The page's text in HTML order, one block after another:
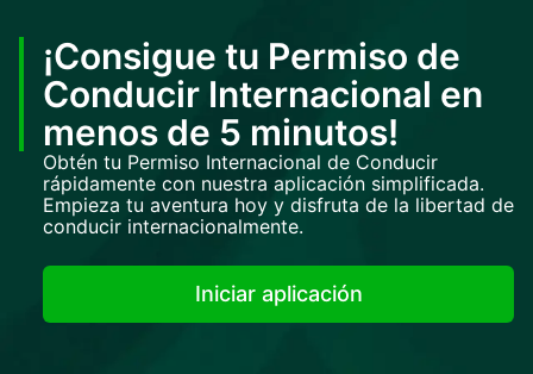
¡Consigue tu Permiso de
Conducir Internacional en
menos de 5 minutos!
Obtén tu Permiso Internacional de Conducir
rápidamente con nuestra aplicación simplificada.
Empieza tu aventura hoy y disfruta de la libertad de
conducir internacionalmente.
Iniciar aplicación